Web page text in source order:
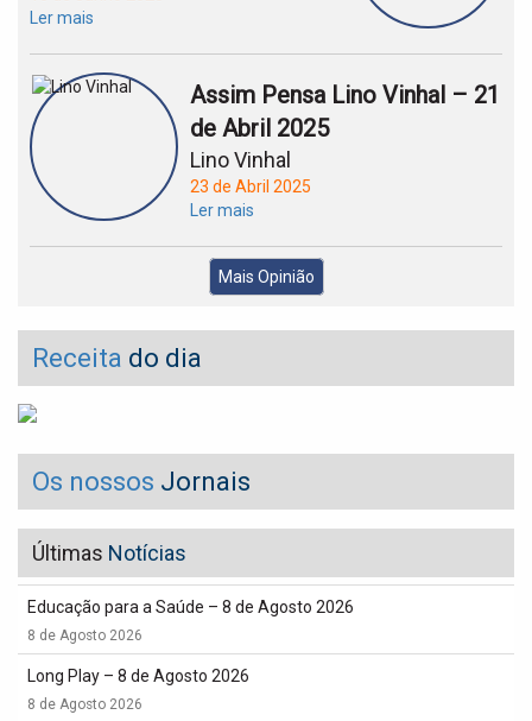
Ler mais
Assim Pensa Lino Vinhal – 21
de Abril 2025
Lino Vinhal
23 de Abril 2025
Ler mais
Mais Opinião
Receita do dia
Os nossos Jornais
Últimas Notícias
Educação para a Saúde – 8 de Agosto 2026
8 de Agosto 2026
Long Play – 8 de Agosto 2026
8 de Agosto 2026